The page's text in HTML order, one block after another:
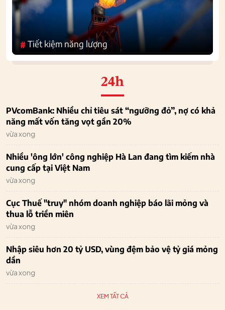
#Tiết kiệm năng lượng
24h
PVcomBank: Nhiều chỉ tiêu sát “ngưỡng đỏ”, nợ có khả
năng mất vốn tăng vọt gần 20%
vừa xong
Nhiều 'ông lớn' công nghiệp Hà Lan đang tìm kiếm nhà
cung cấp tại Việt Nam
vừa xong
Cục Thuế "truy" nhóm doanh nghiệp báo lãi mỏng và
thua lỗ triền miên
vừa xong
Nhập siêu hơn 20 tỷ USD, vùng đệm bảo vệ tỷ giá mỏng
dần
vừa xong
XEM TẤT CẢ